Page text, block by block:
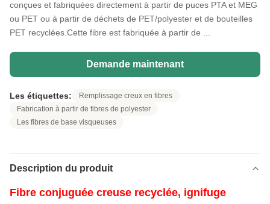
conçues et fabriquées directement à partir de puces PTA et MEG
ou PET ou à partir de déchets de PET/polyester et de bouteilles
PET recyclées.Cette fibre est fabriquée à partir de ...
Demande maintenant
Les étiquettes:
Remplissage creux en fibres
Fabrication à partir de fibres de polyester
Les fibres de base visqueuses
Description du produit
Fibre conjuguée creuse recyclée, ignifuge